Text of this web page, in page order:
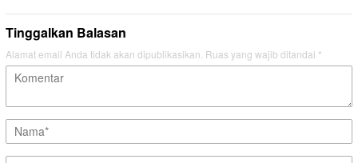
Tinggalkan Balasan
Alamat email Anda tidak akan dipublikasikan. Ruas yang wajib ditandai *